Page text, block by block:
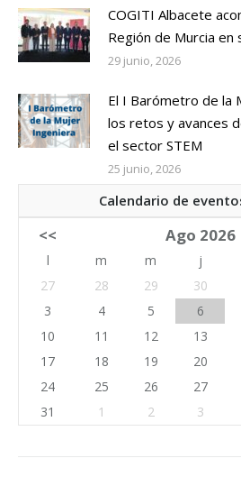
COGITI Albacete
Región de Murcia en
29 junio, 2026
El I Barómetro de la
los retos y avances
el sector STEM
25 junio, 2026
Calendario de
<< Ago 2026
l m m j
27
28 29 30
3
4 5 6
10
11 12 13
17
18 19 20
24
25 26 27
31
1 2 3